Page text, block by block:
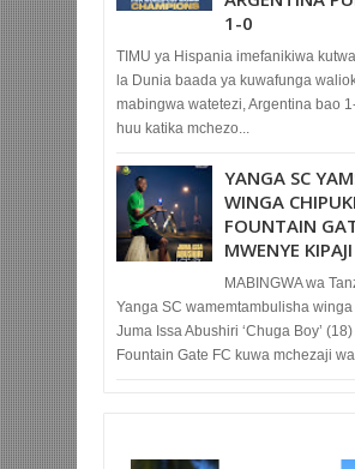
1-0
TIMU ya Hispania imefanikiwa
la Dunia baada ya kuwafunga
mabingwa watetezi, Argentina bao
huu katika mchezo...
YANGA SC
WINGA
FOUNTAIN
MWENYE KIPAJI
MABINGWA wa
Yanga SC wamemtambulisha winga
Juma Issa Abushiri ‘Chuga Boy’
Fountain Gate FC kuwa mchezaji